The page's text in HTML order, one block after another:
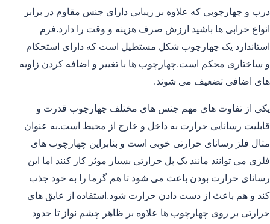
درب و چهارچوبی که علاوه بر زیبایی دارای جنس مقاوم در برابر
انواع خرابی ها باشید ارزش صرف هزینه و وقت را دارد.فرم
استاندارد یک چهارچوب شکل مستطیل است که دارای استحکام
و ساختاری محکم است.چهارچوب ها با تغییر و اضافه کردن زاویه
های اضافی تضعیف می شوند.
یکی از تفاوت های مهم جنس های مختلف چهارچوب قدرت و
قابلیت رسانایی حرارت به داخل و خارج از محیط است.به عنوان
مثال فلز رسانای حرارتی خوبی است و بنابراین چهارچوب های
فلزی می توانند مانند یک پل حرارتی بسیار موثر کار کنند اما این
رسانای حرارت بودن باعث می شود تا هم گرما را به خود جذب
کند و هم باعث از دست دادن حرارت شود.استفاده از عایق های
حرارتی بر روی چهارچوب ها علاوه بر ظاهر چشم نواز تا حدود